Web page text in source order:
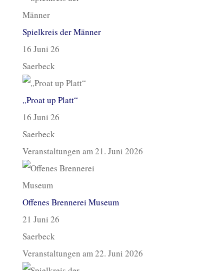
Spielkreis der Männer
16 Juni 26
Saerbeck
„Proat up Platt“
16 Juni 26
Saerbeck
Veranstaltungen am 21. Juni 2026
Offenes Brennerei Museum
21 Juni 26
Saerbeck
Veranstaltungen am 22. Juni 2026